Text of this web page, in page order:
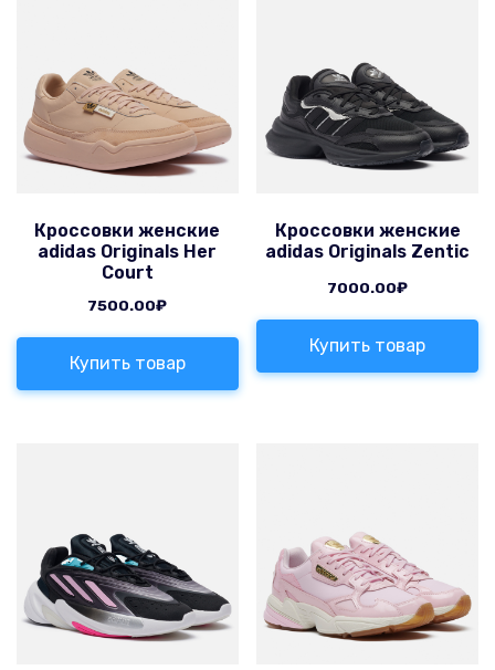
Кроссовки женские
adidas Originals Her
Court
7500.00₽
Купить товар
Кроссовки женские
adidas Originals Zentic
7000.00₽
Купить товар